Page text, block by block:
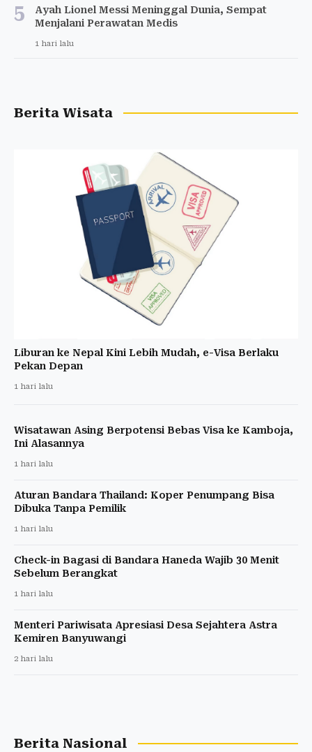
5
Ayah Lionel Messi Meninggal Dunia, Sempat
Menjalani Perawatan Medis
1 hari lalu
Berita Wisata
Liburan ke Nepal Kini Lebih Mudah, e-Visa Berlaku
Pekan Depan
1 hari lalu
Wisatawan Asing Berpotensi Bebas Visa ke Kamboja,
Ini Alasannya
1 hari lalu
Aturan Bandara Thailand: Koper Penumpang Bisa
Dibuka Tanpa Pemilik
1 hari lalu
Check-in Bagasi di Bandara Haneda Wajib 30 Menit
Sebelum Berangkat
1 hari lalu
Menteri Pariwisata Apresiasi Desa Sejahtera Astra
Kemiren Banyuwangi
2 hari lalu
Berita Nasional